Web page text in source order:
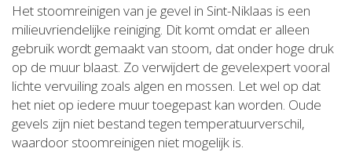
Het stoomreinigen van je gevel in Sint-Niklaas is een
milieuvriendelijke reiniging. Dit komt omdat er alleen
gebruik wordt gemaakt van stoom, dat onder hoge druk
op de muur blaast. Zo verwijdert de gevelexpert vooral
lichte vervuiling zoals algen en mossen. Let wel op dat
het niet op iedere muur toegepast kan worden. Oude
gevels zijn niet bestand tegen temperatuurverschil,
waardoor stoomreinigen niet mogelijk is.